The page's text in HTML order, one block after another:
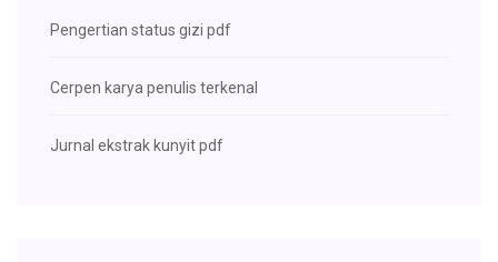
Pengertian status gizi pdf
Cerpen karya penulis terkenal
Jurnal ekstrak kunyit pdf